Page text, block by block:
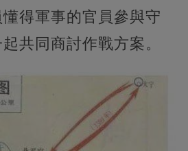
得軍事的官員參與守
共同商討作戰方案。